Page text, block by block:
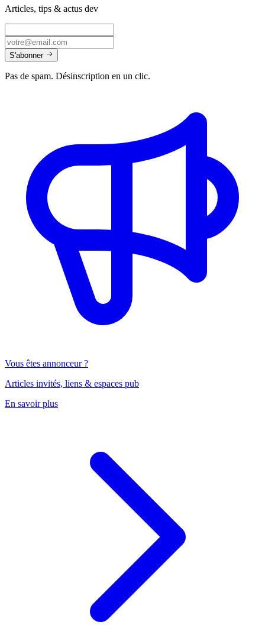
Articles, tips & actus dev
S'abonner
Pas de spam. Désinscription en un clic.
Vous êtes annonceur ?
Articles invités, liens & espaces pub
En savoir plus